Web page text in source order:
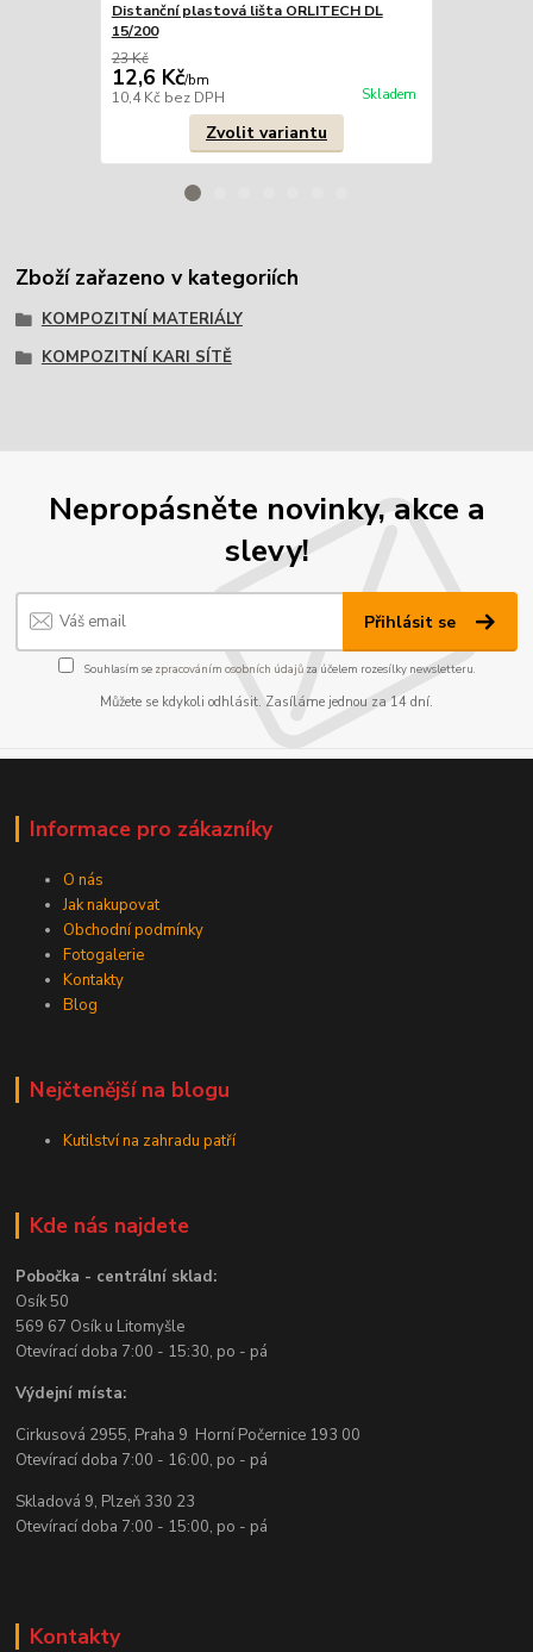
Distanční plastová lišta ORLITECH DL
15/200
23 Kč
12,6 Kč/bm
10,4 Kč bez DPH Skladem
Zvolit variantu
Zboží zařazeno v kategoriích
KOMPOZITNÍ MATERIÁLY
KOMPOZITNÍ KARI SÍTĚ
Nepropásněte novinky, akce a
slevy!
Přihlásit se
Souhlasím se zpracováním osobních údajůza účelem rozesílky newsletteru.
Můžete se kdykoli odhlásit. Zasíláme jednou za 14 dní.
Informace pro zákazníky
O nás
Jak nakupovat
Obchodní podmínky
Fotogalerie
Kontakty
Blog
Nejčtenější na blogu
Kutilství na zahradu patří
Kde nás najdete
Pobočka - centrální sklad:
Osík 50
569 67 Osík u Litomyšle
Otevírací doba 7:00 - 15:30, po - pá
Výdejní místa:
Cirkusová 2955, Praha 9 Horní Počernice 193 00
Otevírací doba 7:00 - 16:00, po - pá
Skladová 9, Plzeň 330 23
Otevírací doba 7:00 - 15:00, po - pá
Kontakty